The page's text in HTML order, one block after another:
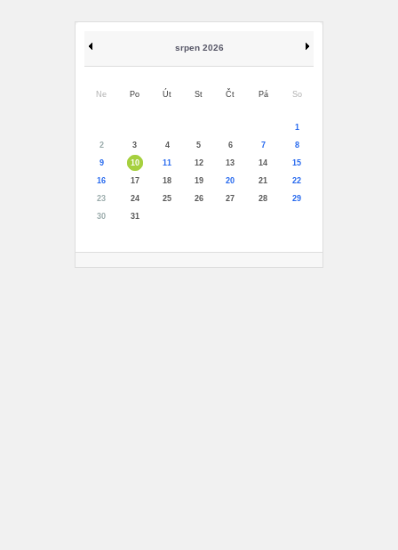
srpen 2026
Ne Po Út St Čt Pá So
1
2
3 4 5 6 7
8
9
10 11 12 13 14
15
16
17 18 19 20 21
22
23
24 25 26 27 28
29
30
31